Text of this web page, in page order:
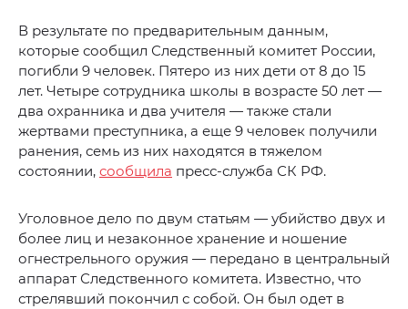
В результате по предварительным данным,
которые сообщил Следственный комитет России,
погибли 9 человек. Пятеро из них дети от 8 до 15
лет. Четыре сотрудника школы в возрасте 50 лет —
два охранника и два учителя — также стали
жертвами преступника, а еще 9 человек получили
ранения, семь из них находятся в тяжелом
состоянии, сообщила пресс-служба СК РФ.
Уголовное дело по двум статьям — убийство двух и
более лиц и незаконное хранение и ношение
огнестрельного оружия — передано в центральный
аппарат Следственного комитета. Известно, что
стрелявший покончил с собой. Он был одет в